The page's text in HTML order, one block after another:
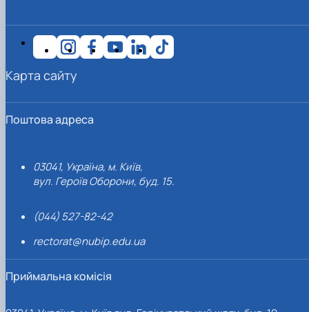
Поштова адреса
03041, Україна, м. Київ,
вул. Героїв Оборони, буд. 15.
(044) 527-82-42
rectorat@nubip.edu.ua
Приймальна комісія
Карта сайту